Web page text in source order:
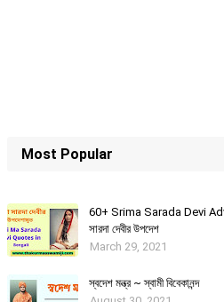
Most Popular
60+ Srima Sarada Devi
সারদা দেবীর উপদেশ
March 29, 2021
স্বদেশ মন্ত্র ~ স্বামী বিবেকানন্দ